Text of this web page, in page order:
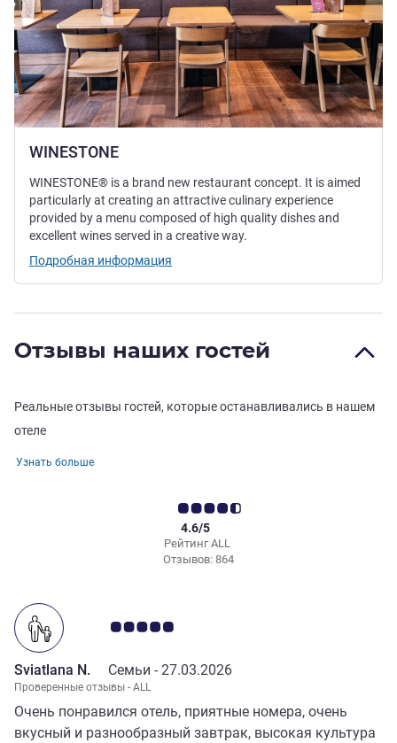
WINESTONE
WINESTONE® is a brand new restaurant concept. It is aimed
particularly at creating an attractive culinary experience
provided by a menu composed of high quality dishes and
excellent wines served in a creative way.
Подробная информация
Отзывы наших гостей
Реальные отзывы гостей, которые останавливались в нашем
отеле
Узнать больше
Рейтинг ALL
4.6/5
Отзывов: 864
Примечание: отзывы клиентов 5.0/5
Sviatlana N. Семьи - 27.03.2026
Проверенные отзывы - ALL
Очень понравился отель, приятные номера, очень
вкусный и разнообразный завтрак, высокая культура